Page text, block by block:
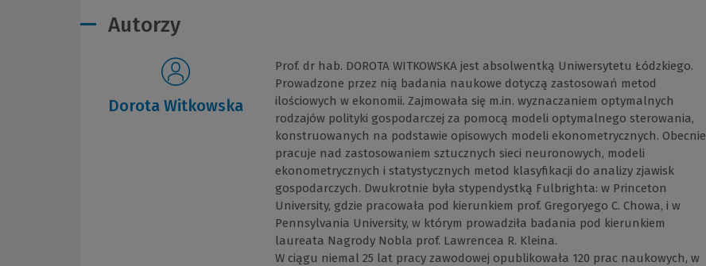
Autorzy
Dorota Witkowska
Prof. dr hab. DOROTA WITKOWSKA jest absolwentką Uniwersytetu Łódzkiego.
Prowadzone przez nią badania naukowe dotyczą zastosowań metod
ilościowych w ekonomii. Zajmowała się m.in. wyznaczaniem optymalnych
rodzajów polityki gospodarczej za pomocą modeli optymalnego sterowania,
konstruowanych na podstawie opisowych modeli ekonometrycznych. Obecnie
pracuje nad zastosowaniem sztucznych sieci neuronowych, modeli
ekonometrycznych i statystycznych metod klasyfikacji do analizy zjawisk
gospodarczych. Dwukrotnie była stypendystką Fulbrighta: w Princeton
University, gdzie pracowała pod kierunkiem prof. Gregoryego C. Chowa, i w
Pennsylvania University, w którym prowadziła badania pod kierunkiem
laureata Nagrody Nobla prof. Lawrencea R. Kleina.
W ciągu niemal 25 lat pracy zawodowej opublikowała 120 prac naukowych, w